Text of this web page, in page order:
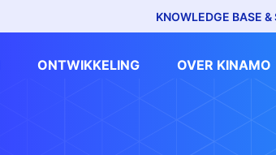
KNOWLEDGE BASE &
ONTWIKKELING OVER KINAMO